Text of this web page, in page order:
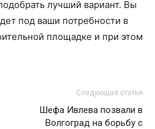
лучший вариант. Вы
под ваши потребности в
площадке и при этом
Следующая статья
Шефа Ивлева позвали в
Волгоград на борьбу с